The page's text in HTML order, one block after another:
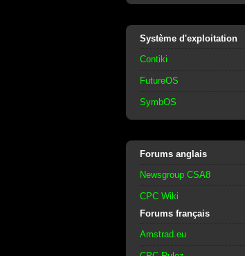
Système d'exploitation
Contiki
FutureOS
SymbOS
Forums anglais
Newsgroup CSA8
CPC Wiki
Forums français
Amstrad.eu